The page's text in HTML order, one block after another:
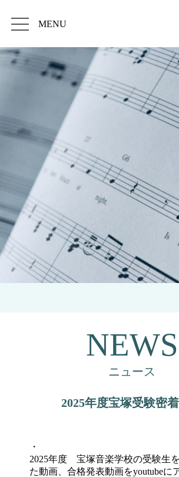
NEWS
ニュース
2025年度宝塚受験密
・
2025年度 宝塚音楽学校の受験生
た動画、合格発表動画をyoutubeに